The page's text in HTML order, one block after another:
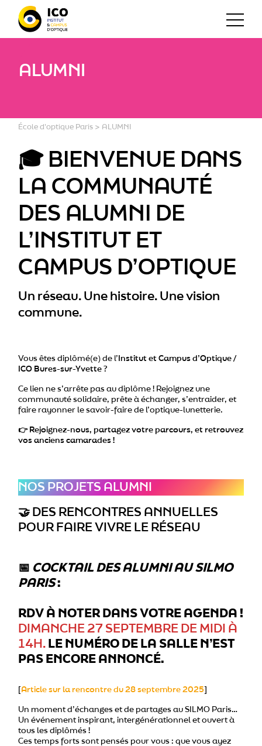
ALUMNI
École d'optique Paris > ALUMNI
🎓 BIENVENUE DANS
LA COMMUNAUTÉ
DES ALUMNI DE
L’INSTITUT ET
CAMPUS D’OPTIQUE
Un réseau. Une histoire. Une vision
commune.
Vous êtes diplômé(e) de l’ Institut et Campus d’Optique /
ICO Bures-sur-Yvette ?
Ce lien ne s’arrête pas au diplôme ! Rejoignez une
communauté solidaire, prête à échanger, s’entraider, et
faire rayonner le savoir-faire de l’optique-lunetterie.
👉 Rejoignez-nous, partagez votre parcours, et retrouvez
vos anciens camarades !
NOS PROJETS ALUMNI
🤝 DES RENCONTRES ANNUELLES
POUR FAIRE VIVRE LE RÉSEAU
📅 COCKTAIL DES ALUMNI AU SILMO
PARIS:
RDV À NOTER DANS VOTRE AGENDA !
DIMANCHE 27 SEPTEMBRE DE MIDI À
14H. LE NUMÉRO DE LA SALLE N’EST
PAS ENCORE ANNONCÉ.
Article sur la rencontre du 28 septembre 2025
Un moment d’échanges et de partages au SILMO Paris…
Un événement inspirant, intergénérationnel et ouvert à
tous les diplômés !
Ces temps forts sont pensés pour vous : que vous ayez